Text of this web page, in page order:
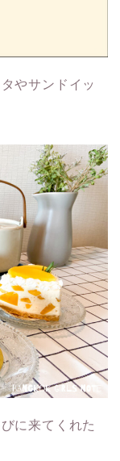
やサンドイッ
に来てくれた